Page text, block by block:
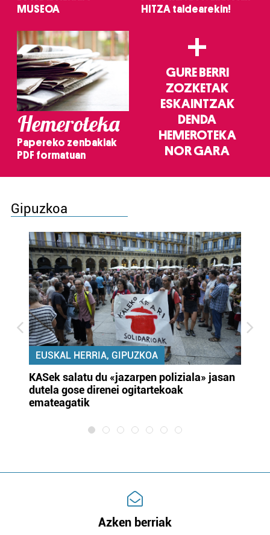
MUSEOA
HITZA taldearekin!
Hemeroteka
Papereko zenbakiak
PDF formatuan
+
GURE BERRI
ZOZKETAK
ESKAINTZAK
DENDA
HEMEROTEKA
NOR GARA
Gipuzkoa
EUSKAL HERRIA, GIPUZKOA
KASek salatu du «jazarpen poliziala» jasan
dutela gose direnei ogitartekoak
emateagatik
Azken berriak